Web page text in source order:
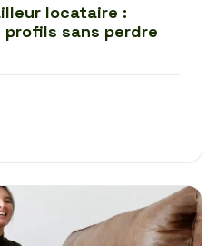
locataire :
sans perdre